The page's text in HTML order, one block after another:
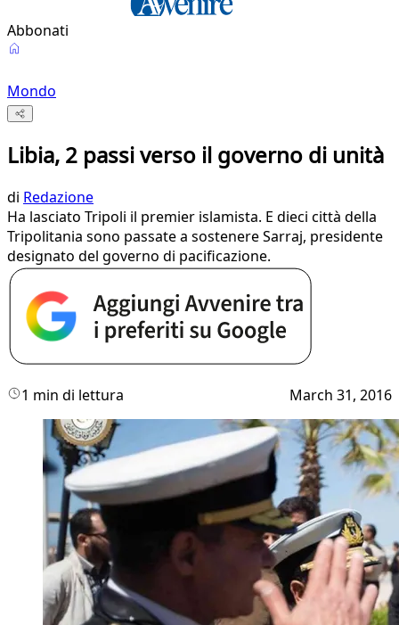
Abbonati
Mondo
Libia, 2 passi verso il governo di unità
di Redazione
Ha lasciato Tripoli il premier islamista. E dieci città della
Tripolitania sono passate a sostenere Sarraj, presidente
designato del governo di pacificazione.​
1 min di lettura March 31, 2016